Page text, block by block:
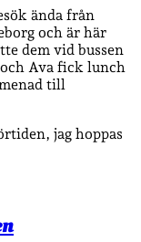
ända från
och är här
dem vid bussen
Ava fick lunch
till
jag hoppas